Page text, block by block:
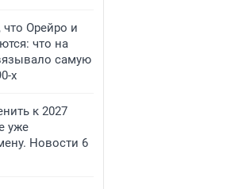
что Орейро и
что на
самую
х
к 2027
уже
Новости 6